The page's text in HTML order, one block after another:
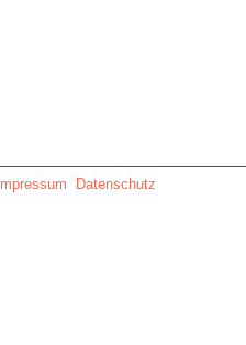
Impressum Datenschutz